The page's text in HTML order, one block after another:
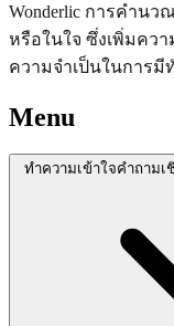
Wonderlic การคำน
หรือในใจ ซึ่งเพิ่มคว
ความจำเป็นในการ
Menu
ทำความเข้าใจคำถามเ